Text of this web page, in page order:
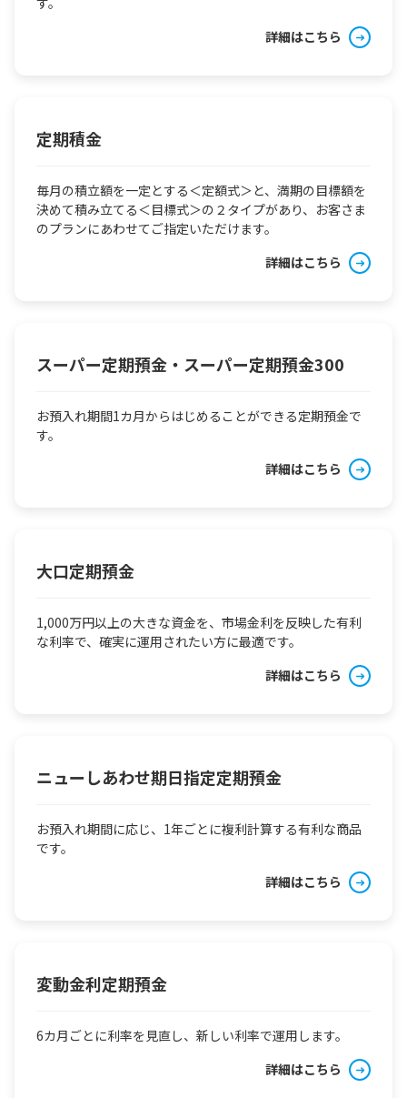
詳細はこちら
定期積金
毎月の積立額を一定とする＜定額式＞と、満期の目標額を
決めて積み立てる＜目標式＞の２タイプがあり、お客さま
のプランにあわせてご指定いただけます。
詳細はこちら
スーパー定期預金・スーパー定期預金300
お預入れ期間1カ月からはじめることができる定期預金で
す。
詳細はこちら
大口定期預金
1,000万円以上の大きな資金を、市場金利を反映した有利
な利率で、確実に運用されたい方に最適です。
詳細はこちら
ニューしあわせ期日指定定期預金
お預入れ期間に応じ、1年ごとに複利計算する有利な商品
です。
詳細はこちら
変動金利定期預金
6カ月ごとに利率を見直し、新しい利率で運用します。
詳細はこちら